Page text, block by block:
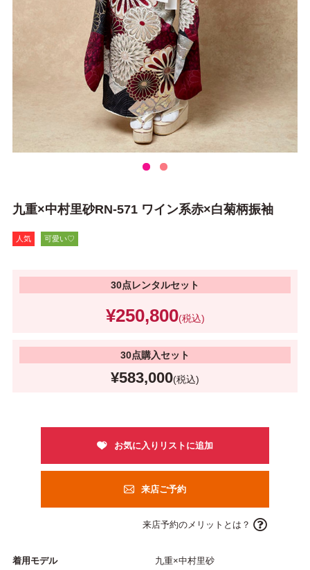
九重×中村里砂RN-571 ワイン系赤×白菊柄振袖
人気 可愛い♡
30点レンタルセット
¥250,800(税込)
30点購入セット
¥583,000(税込)
来店ご予約
来店予約のメリットとは？
着用モデル 九重×中村里砂